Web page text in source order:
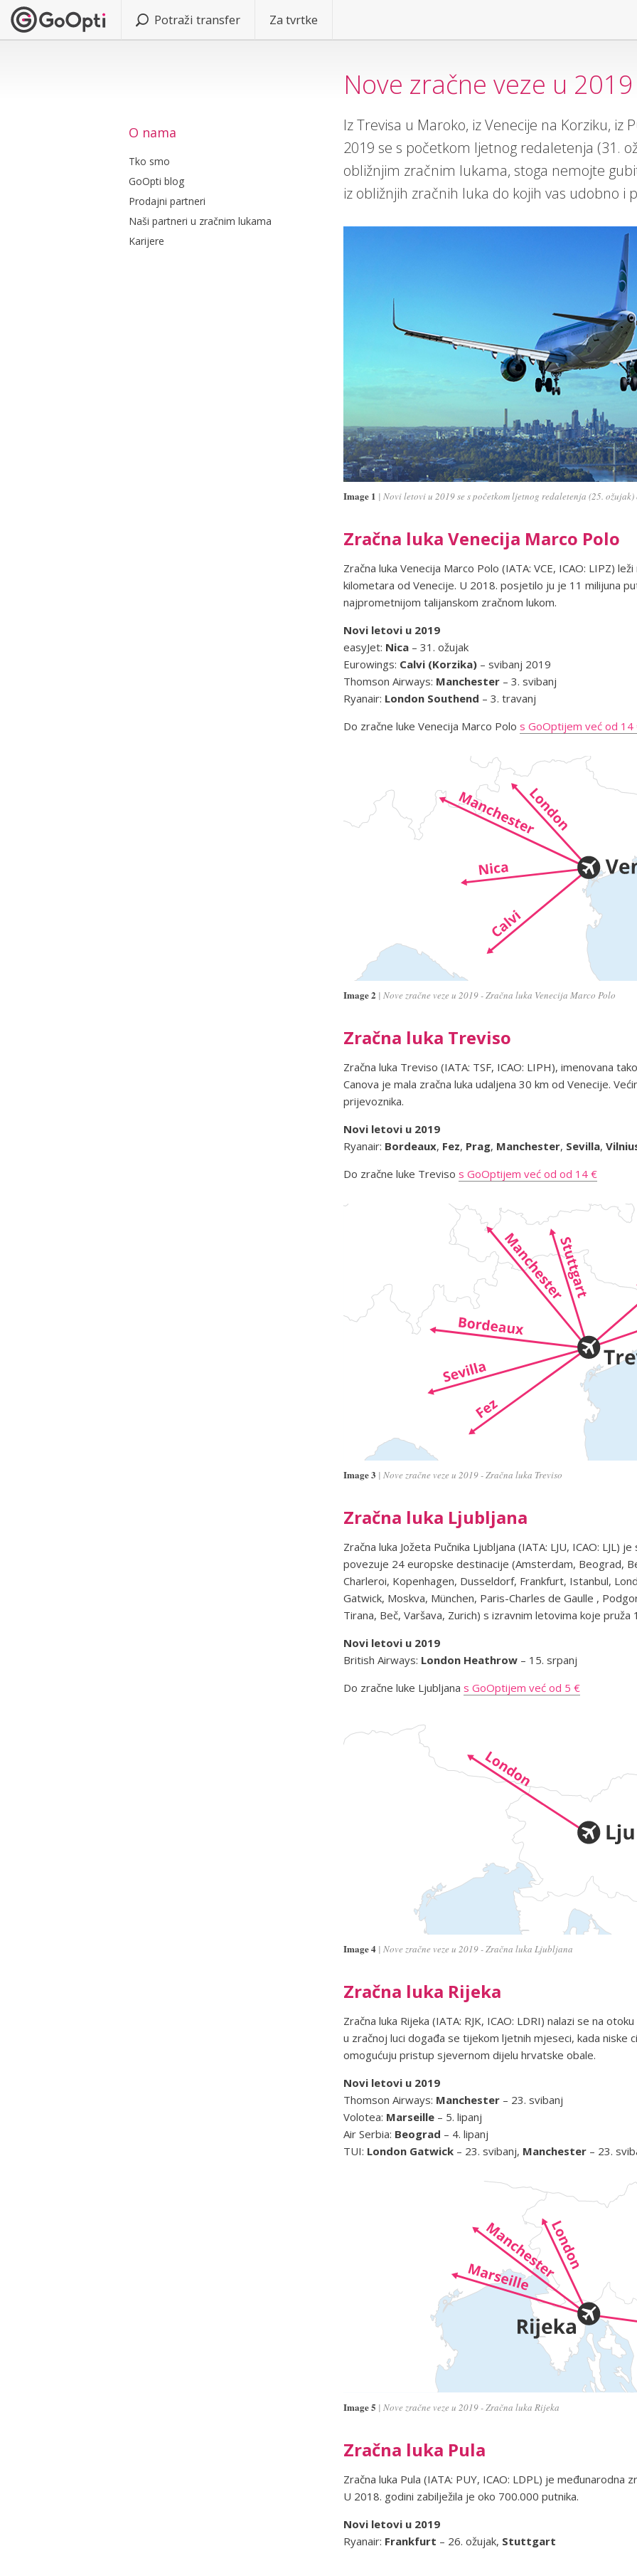
Potraži transfer Za tvrtke
Nove zračne veze u 2019
O nama
Tko smo
GoOpti blog
Prodajni partneri
Naši partneri u zračnim lukama
Karijere
Iz Trevisa u Maroko, iz Venecije na Korziku, iz
2019 se s početkom ljetnog redaletenja (31.
obližnjim zračnim lukama, stoga nemojte
iz obližnjih zračnih luka do kojih vas udobno i
Image 1 Novi letovi u 2019 se s početkom ljetnog redaletenja (25.
Zračna luka Venecija Marco Polo
Zračna luka Venecija Marco Polo (IATA: VCE, ICAO: LIPZ)
kilometara od Venecije. U 2018. posjetilo ju je 11 milijuna
najprometnijom talijanskom zračnom lukom.
Novi letovi u 2019
easyJet: Nica– 31. ožujak
Eurowings: Calvi (Korzika)– svibanj 2019
Thomson Airways: Manchester– 3. svibanj
Ryanair: London Southend – 3. travanj
Do zračne luke Venecija Marco Polo s GoOptijem već od 14
Image 2 Nove zračne veze u 2019 - Zračna luka Venecija Marco Polo
Zračna luka Treviso
Zračna luka Treviso (IATA: TSF, ICAO: LIPH), imenovana
Canova je mala zračna luka udaljena 30 km od Venecije.
prijevoznika.
Novi letovi u 2019
Ryanair: Bordeaux, Fez, Prag, Manchester, Sevilla,
Do zračne luke Treviso s GoOptijem već od od 14 €
Image 3 Nove zračne veze u 2019 - Zračna luka Treviso
Zračna luka Ljubljana
Zračna luka Jožeta Pučnika Ljubljana (IATA: LJU, ICAO: LJL)
povezuje 24 europske destinacije (Amsterdam, Beograd,
Charleroi, Kopenhagen, Dusseldorf, Frankfurt, Istanbul,
Gatwick, Moskva, München, Paris-Charles de Gaulle ,
Tirana, Beč, Varšava, Zurich) s izravnim letovima koje pruža
Novi letovi u 2019
British Airways: London Heathrow– 15. srpanj
Do zračne luke Ljubljana s GoOptijem već od 5 €
Image 4 Nove zračne veze u 2019 - Zračna luka Ljubljana
Zračna luka Rijeka
Zračna luka Rijeka (IATA: RJK, ICAO: LDRI) nalazi se na
u zračnoj luci događa se tijekom ljetnih mjeseci, kada niske
omogućuju pristup sjevernom dijelu hrvatske obale.
Novi letovi u 2019
Thomson Airways: Manchester– 23. svibanj
Volotea: Marseille– 5. lipanj
Air Serbia: Beograd – 4. lipanj
TUI: London Gatwick– 23. svibanj, Manchester– 23.
Image 5 Nove zračne veze u 2019 - Zračna luka Rijeka
Zračna luka Pula
Zračna luka Pula (IATA: PUY, ICAO: LDPL) je međunarodna
U 2018. godini zabilježila je oko 700.000 putnika.
Novi letovi u 2019
Ryanair: Frankfurt – 26. ožujak, Stuttgart